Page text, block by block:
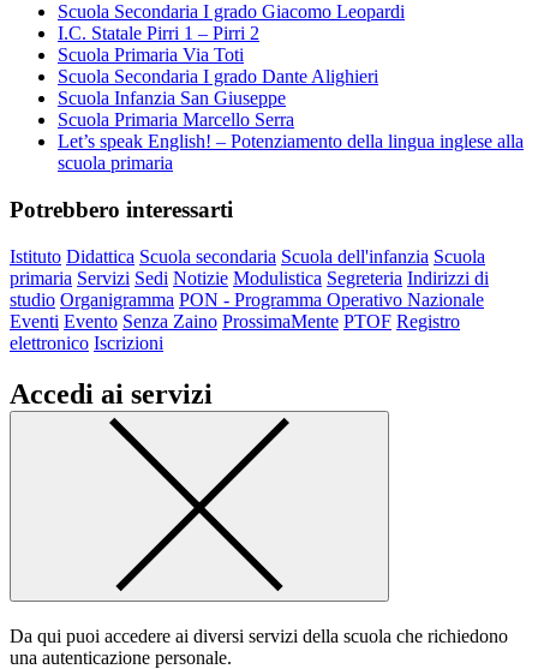
Scuola Secondaria I grado Giacomo Leopardi
I.C. Statale Pirri 1 – Pirri 2
Scuola Primaria Via Toti
Scuola Secondaria I grado Dante Alighieri
Scuola Infanzia San Giuseppe
Scuola Primaria Marcello Serra
Let’s speak English! – Potenziamento della lingua inglese alla
scuola primaria
Potrebbero interessarti
Istituto Didattica Scuola secondaria Scuola dell'infanzia Scuola
primaria Servizi Sedi Notizie Modulistica Segreteria Indirizzi di
studio Organigramma PON - Programma Operativo Nazionale
Eventi Evento Senza Zaino ProssimaMente PTOF Registro
elettronico Iscrizioni
Accedi ai servizi
Da qui puoi accedere ai diversi servizi della scuola che richiedono
una autenticazione personale.